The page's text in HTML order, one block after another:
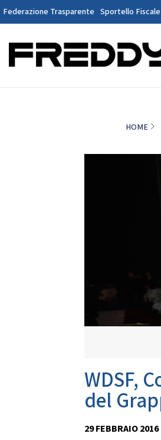
Federazione Trasparente Sportello Fiscale
HOME
Il Presidente
Commissione Federale
CARTE FEDERALI E
Regolamento dell'attività
Bandi di Gara
Bilanci
Contatti
WDSF,
del
29 FEBBRAIO 2016